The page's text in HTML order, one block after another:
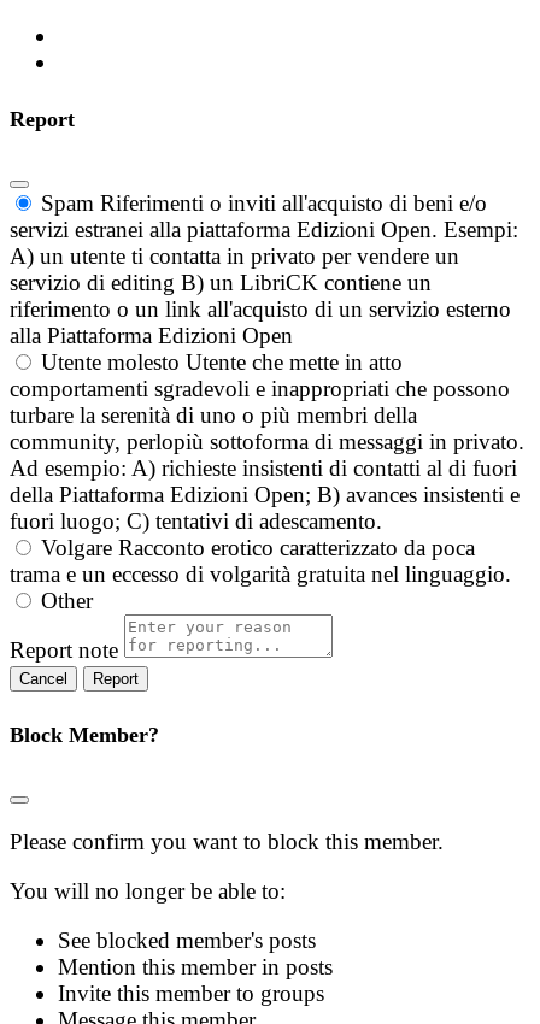
Report
Spam Riferimenti o inviti all'acquisto di beni e/o
servizi estranei alla piattaforma Edizioni Open. Esempi:
A) un utente ti contatta in privato per vendere un
servizio di editing B) un LibriCK contiene un
riferimento o un link all'acquisto di un servizio esterno
alla Piattaforma Edizioni Open
Utente molesto Utente che mette in atto
comportamenti sgradevoli e inappropriati che possono
turbare la serenità di uno o più membri della
community, perlopiù sottoforma di messaggi in privato.
Ad esempio: A) richieste insistenti di contatti al di fuori
della Piattaforma Edizioni Open; B) avances insistenti e
fuori luogo; C) tentativi di adescamento.
Volgare Racconto erotico caratterizzato da poca
trama e un eccesso di volgarità gratuita nel linguaggio.
Other
Report note
Report
Block Member?
Please confirm you want to block this member.
You will no longer be able to:
See blocked member's posts
Mention this member in posts
Invite this member to groups